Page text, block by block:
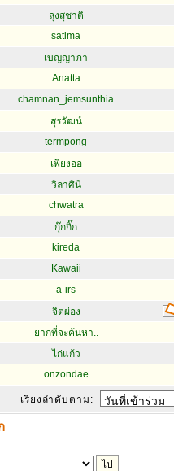
ลุงสุชาติ
satima
เบญญาภา
Anatta
chamnan_jemsunthia
สุรวัฒน์
termpong
เพียงออ
วิลาศินี
chwatra
กุ๊กกิ๊ก
kireda
Kawaii
a-irs
จิตผ่อง
ยากที่จะค้นหา..
ไก่แก้ว
onzondae
เรียงลำดับตาม: